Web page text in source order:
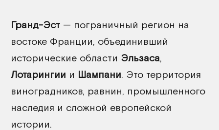
Гранд-Эст — пограничный регион на
востоке Франции, объединивший
исторические области Эльзаса,
Лотарингии и Шампани. Это территория
виноградников, равнин, промышленного
наследия и сложной европейской
истории.